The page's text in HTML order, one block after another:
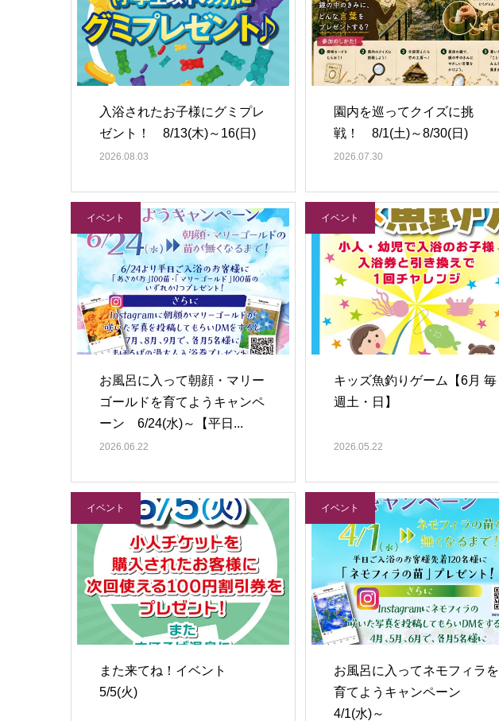
入浴されたお子様にグミプレ
ゼント！ 8/13(木)～16(日)
2026.08.03
園内を巡ってクイズに挑
戦！ 8/1(土)～8/30(日)
2026.07.30
イベント
お風呂に入って朝顔・マリー
ゴールドを育てようキャンペ
ーン 6/24(水)～【平日...
2026.06.22
イベント
キッズ魚釣りゲーム【6月 毎
週土・日】
2026.05.22
イベント
また来てね！イベント
5/5(火)
イベント
お風呂に入ってネモフィラを
育てようキャンペーン
4/1(水)～